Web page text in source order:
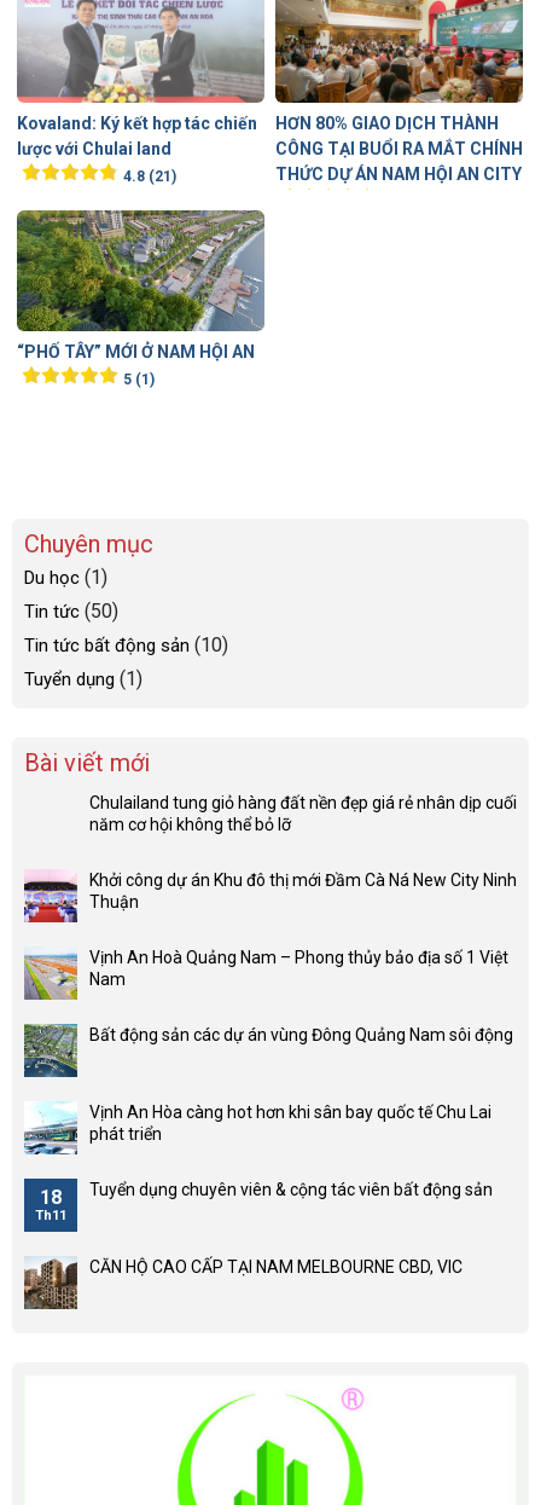
Kovaland: Ký kết hợp tác chiến
lược với Chulai land
4.8 (21)
HƠN 80% GIAO DỊCH THÀNH
CÔNG TẠI BUỔI RA MẮT CHÍNH
THỨC DỰ ÁN NAM HỘI AN CITY
“PHỐ TÂY” MỚI Ở NAM HỘI AN
5 (1)
Chuyên mục
Du học (1)
Tin tức (50)
Tin tức bất động sản (10)
Tuyển dụng (1)
Bài viết mới
Chulailand tung giỏ hàng đất nền đẹp giá rẻ nhân dịp cuối
năm cơ hội không thể bỏ lỡ
Khởi công dự án Khu đô thị mới Đầm Cà Ná New City Ninh
Thuận
Vịnh An Hoà Quảng Nam – Phong thủy bảo địa số 1 Việt
Nam
Bất động sản các dự án vùng Đông Quảng Nam sôi động
Vịnh An Hòa càng hot hơn khi sân bay quốc tế Chu Lai
phát triển
18
Th11
Tuyển dụng chuyên viên & cộng tác viên bất động sản
CĂN HỘ CAO CẤP TẠI NAM MELBOURNE CBD, VIC